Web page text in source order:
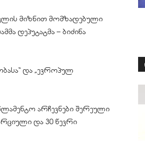
მიზნით მომზადებული
დეპუტატმა – ბიძინა
და „ევროპულ
არჩევნები შერეული
და 30 წევრი